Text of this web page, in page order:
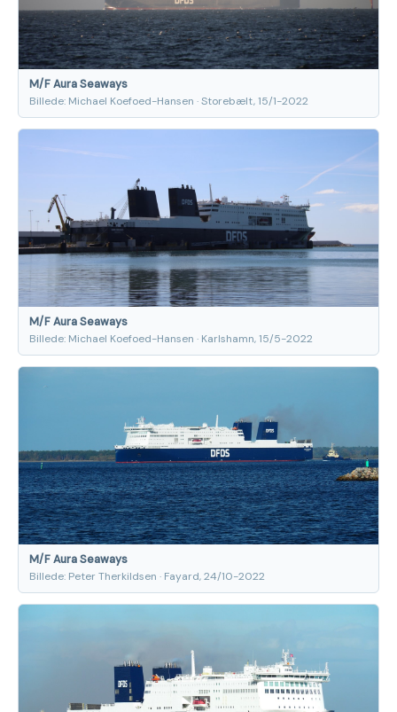
M/F Aura Seaways
Billede: Michael Koefoed-Hansen · Storebælt, 15/1-2022
M/F Aura Seaways
Billede: Michael Koefoed-Hansen · Karlshamn, 15/5-2022
M/F Aura Seaways
Billede: Peter Therkildsen · Fayard, 24/10-2022